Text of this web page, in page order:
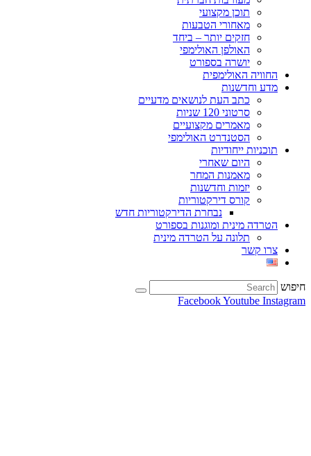
תוכן מקצועי
מאחורי הטבעות
חזקים יותר – ביחד
האולפן האולימפי
יושרה בספורט
החוויה האולימפית
מדע וחדשנות
כתב העת לנושאים מדעיים
סרטוני 120 שניות
מאמרים מקצועיים
הסטנדרט האולימפי
תוכניות ייחודיות
היום שאחרי
מאמנות המחר
יזמות וחדשנות
קורס דירקטוריות
נבחרת הדירקטוריות חדש
הטרדה מינית ומוגנות בספורט
תלונה על הטרדה מינית
צרו קשר
חיפוש
FacebookYoutube Instagram